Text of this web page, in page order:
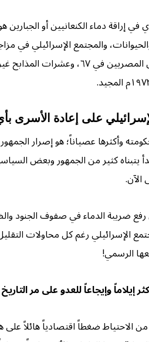
في إراقة دماء الكنعانيين أو
والمجتمع الإسرائيلي في
وصبرا وشاتيلا، وآلاف
على إعادة الأسرى
وأكثرها عصياناً؛ هو إصرار
يتبناه كثير من الجمهور وبعض
رفع ضريبة الدماء في صفوف الجنود
الرسمي!
إيلاماً وإيجاعاً للعدو على مر التاريخ
الاحتياط ضغطاً اقتصادياً هائلاً